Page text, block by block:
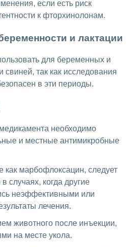
если есть риск
к фторхинолонам.
и лактации
для беременных и
свиней, так как исследования
в эти периоды.
необходимо
и местные антимикробные
как марбофлоксацин, следует
случаях, когда другие
неэффективными или
лечения.
животного после инъекции,
на месте укола.